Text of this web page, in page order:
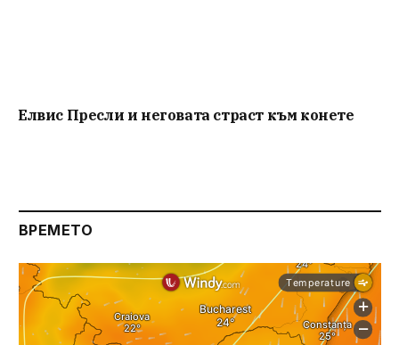
Елвис Пресли и неговата страст към конете
ВРЕМЕТО